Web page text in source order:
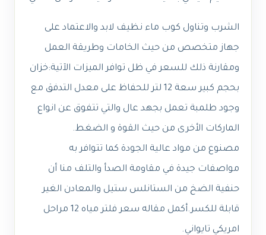
الشرب وتناول كوب ماء نظيف لابد والاعتماد على
جهاز متخصص من حيث الخامات وطريقة العمل
ومقارنة ذلك للسعر في ظل توافر الميزات الآتية:خزان
بحجم كبير سعة 12 لتر للحفاظ على معدل التدفق مع
وجود طلمبة تعمل بجهد عال والتي تتفوق عن انواع
الماركات الأخرى من حيث القوة و الضغط.
مصنوع من مواد عالية الجودة كما تتوافر به
مواصفات جيدة في مقاومة الصدأ والتلف منا أن
حنفية الضخ من الستانلس ستيل والمعادن الغير
قابلة للكسر.أكمل مقاله
سعر فلتر مياه 12 مراحل
امريكي تايواني.